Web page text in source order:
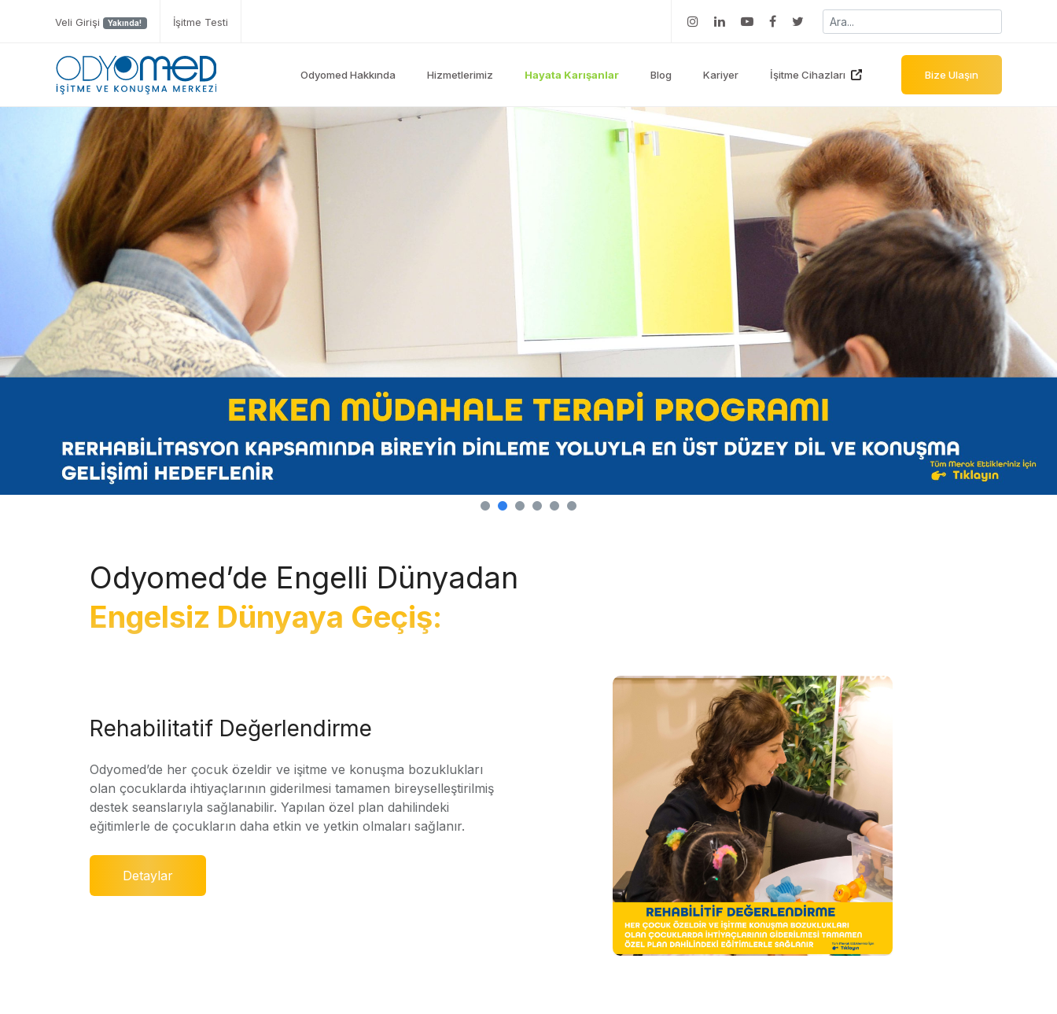
Veli Girişi Yakında! İşitme Testi
Odyomed Hakkında Hizmetlerimiz Hayata Karışanlar Blog Kariyer İşitme Cihazları Bize Ulaşın
Odyomed’de Engelli Dünyadan
Engelsiz Dünyaya Geçiş:
Rehabilitatif Değerlendirme
Odyomed’de her çocuk özeldir ve işitme ve konuşma bozuklukları
olan çocuklarda ihtiyaçlarının giderilmesi tamamen bireyselleştirilmiş
destek seanslarıyla sağlanabilir. Yapılan özel plan dahilindeki
eğitimlerle de çocukların daha etkin ve yetkin olmaları sağlanır.
Detaylar